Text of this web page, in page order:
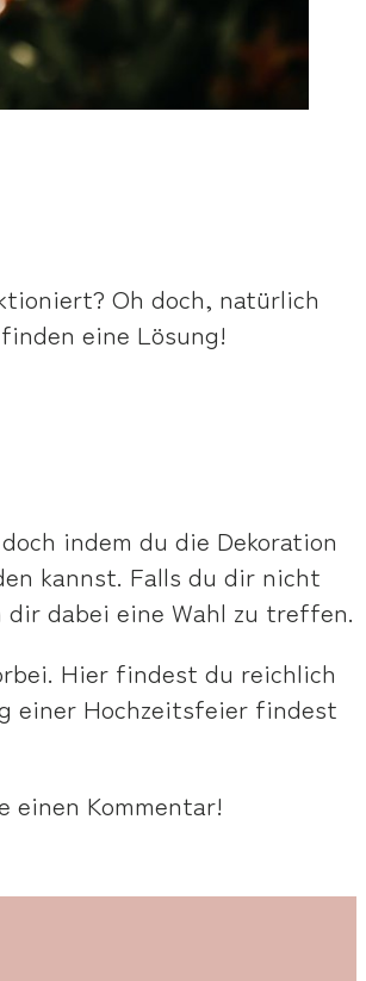
Oh doch, natürlich
eine Lösung!
indem du die Dekoration
kannst. Falls du dir nicht
dabei eine Wahl zu treffen.
Hier findest du reichlich
einer Hochzeitsfeier findest
einen Kommentar!